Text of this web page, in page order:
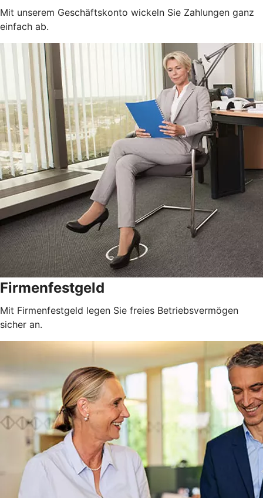
Mit unserem Geschäftskonto wickeln Sie Zahlungen ganz
einfach ab.
Firmenfestgeld
Mit Firmenfestgeld legen Sie freies Betriebsvermögen
sicher an.